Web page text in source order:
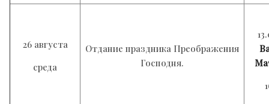
26 августа
среда
Отдание праздника Преображения
Господня.